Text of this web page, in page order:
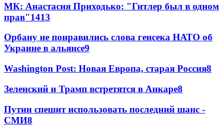
МК: Анастасия Приходько: "Гитлер был в одном
прав"1413
Орбану не понравились слова генсека НАТО об
Украине в альянсе9
Washington Post: Новая Европа, старая Россия8
Зеленский и Трамп встретятся в Анкаре8
Путин спешит использовать последний шанс -
СМИ8